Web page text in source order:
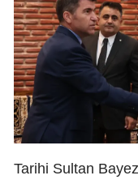
Tarihi Sultan